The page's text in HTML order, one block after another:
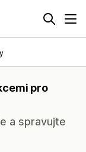
pro
a spravujte